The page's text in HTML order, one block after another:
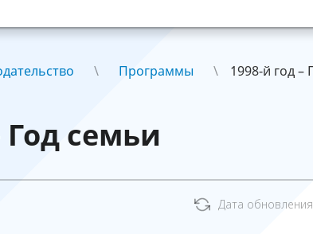
Программы 1998-й год –
Год семьи
Дата